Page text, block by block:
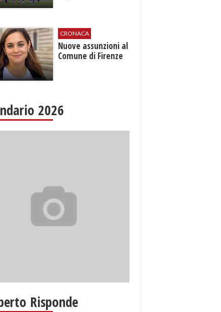
CRONACA
Nuove assunzioni al
Comune di Firenze
2026
Risponde